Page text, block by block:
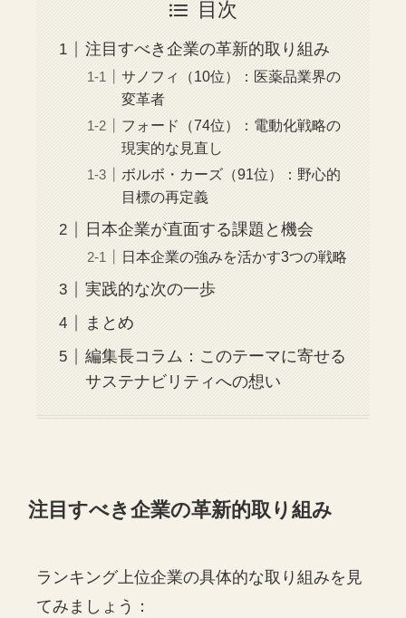
目次
注目すべき企業の革新的取り組み
サノフィ（10位）：医薬品業界の
変革者
フォード（74位）：電動化戦略の
現実的な見直し
ボルボ・カーズ（91位）：野心的
目標の再定義
日本企業が直面する課題と機会
日本企業の強みを活かす3つの戦略
実践的な次の一歩
まとめ
編集長コラム：このテーマに寄せる
サステナビリティへの想い
注目すべき企業の革新的取り組み
ランキング上位企業の具体的な取り組みを見
てみましょう：